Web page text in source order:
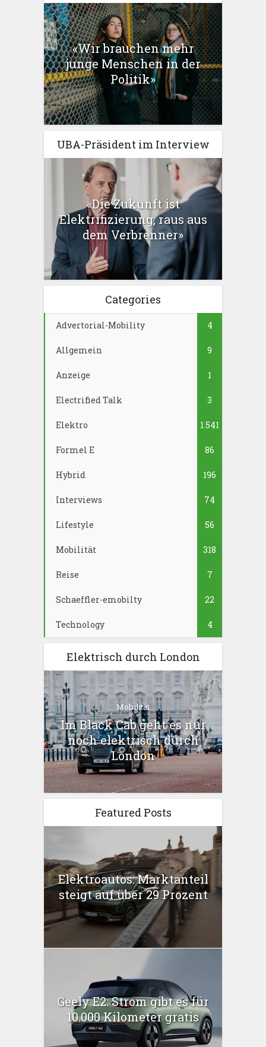
«Wir brauchen mehr
junge Menschen in der
Politik»
UBA-Präsident im Interview
«Die Zukunft ist
Elektrifizierung, raus aus
dem Verbrenner»
Categories
Advertorial-Mobility 4
Allgemein 9
Anzeige 1
Electrified Talk 3
Elektro 1.541
Formel E 86
Hybrid 196
Interviews 74
Lifestyle 56
Mobilität 318
Reise 7
Schaeffler-emobilty 22
Technology 4
Elektrisch durch London
Mobilität
Im Black Cab geht es nur
noch elektrisch durch
London
Featured Posts
Elektroautos: Marktanteil
steigt auf über 29 Prozent
Geely E2: Strom gibt es für
10.000 Kilometer gratis